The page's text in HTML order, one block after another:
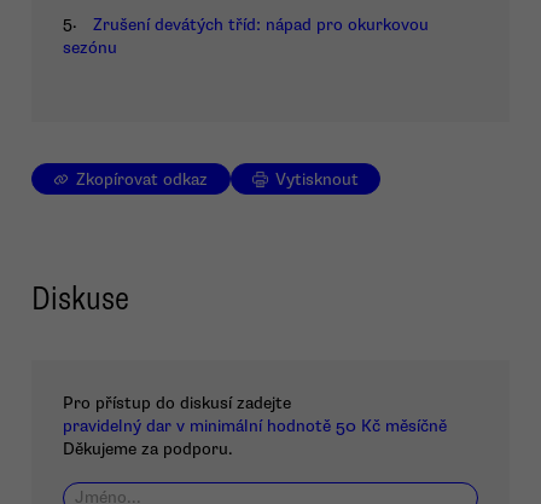
5.
Zrušení devátých tříd: nápad pro okurkovou
sezónu
Zkopírovat odkaz Vytisknout
Diskuse
Pro přístup do diskusí zadejte
pravidelný dar v minimální hodnotě 50 Kč měsíčně
Děkujeme za podporu.